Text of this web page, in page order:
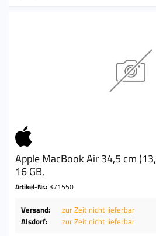
Apple MacBook Air 34,5 cm
16 GB,
Artikel-Nr.:371550
Versand:
zur Zeit nicht lieferbar
Alsdorf:
zur Zeit nicht lieferbar